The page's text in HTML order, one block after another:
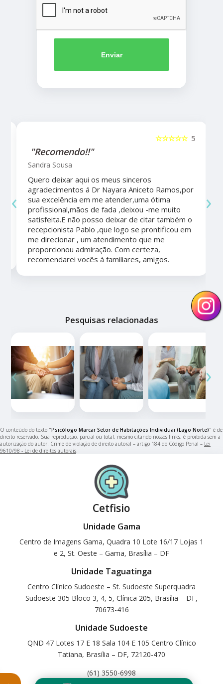
Enviar
5
☆☆☆☆☆
"Recomendo!!"
Sandra Sousa
Quero deixar aqui os meus sinceros
agradecimentos á Dr Nayara Aniceto Ramos,por
sua excelência em me atender,uma ótima
profissional,mãos de fada ,deixou -me muito
satisfeita.E não posso deixar de citar também o
recepcionista Pablo ,que logo se prontificou em
me direcionar , um atendimento que me
proporcionou admiração. Com certeza,
recomendarei vocês á familiares, amigos.
‹ ›
Pesquisas relacionadas
‹ ›
O conteúdo do texto "Psicólogo Marcar Setor de Habitações Individuai (Lago Norte)" é de
direito reservado. Sua reprodução, parcial ou total, mesmo citando nossos links, é proibida sem a
autorização do autor. Crime de violação de direito autoral – artigo 184 do Código Penal – Lei
9610/98 - Lei de direitos autorais.
Cetfisio
Unidade Gama
Centro de Imagens Gama, Quadra 10 Lote 16/17 Lojas 1
e 2, St. Oeste – Gama, Brasília – DF
Unidade Taguatinga
Centro Clínico Sudoeste – St. Sudoeste Superquadra
Sudoeste 305 Bloco 3, 4, 5, Clínica 205, Brasília – DF,
70673-416
Unidade Sudoeste
QND 47 Lotes 17 E 18 Sala 104 E 105 Centro Clínico
Tatiana, Brasília – DF, 72120-470
(61) 3550-6998